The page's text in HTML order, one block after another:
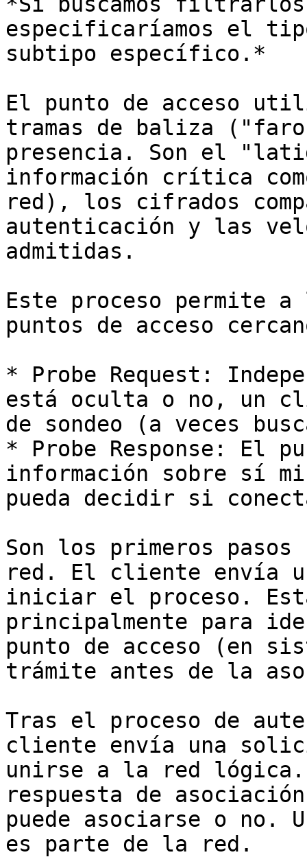
especificaríamos el
subtipo específico.*
El punto de acceso
tramas de baliza
presencia. Son el
información crítica
red), los cifrados
autenticación y las
admitidas.
Este proceso permite
puntos de acceso
* Probe Request:
está oculta o no, un
de sondeo (a veces
* Probe Response: El
información sobre sí
pueda decidir si
Son los primeros
red. El cliente envía
iniciar el proceso.
principalmente para
punto de acceso (en
trámite antes de la
Tras el proceso de
cliente envía una
unirse a la red lógica.
respuesta de
puede asociarse o no.
es parte de la red.